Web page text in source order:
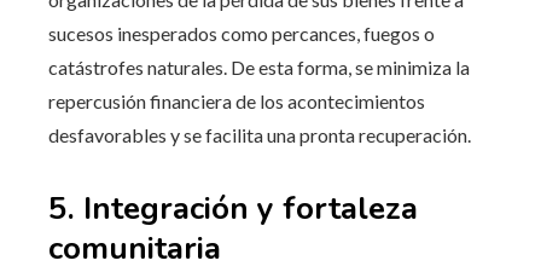
sucesos inesperados como percances, fuegos o
catástrofes naturales. De esta forma, se minimiza la
repercusión financiera de los acontecimientos
desfavorables y se facilita una pronta recuperación.
5. Integración y fortaleza
comunitaria